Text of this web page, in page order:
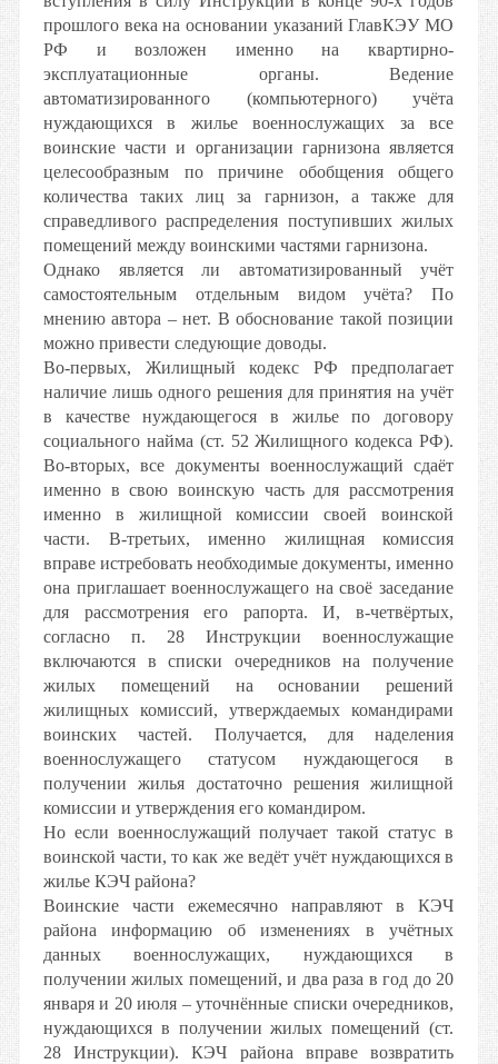
прошлого века на основании указаний ГлавКЭУ МО
РФ и возложен именно на квартирно-
эксплуатационные органы. Ведение
автоматизированного (компьютерного) учёта
нуждающихся в жилье военнослужащих за все
воинские части и организации гарнизона является
целесообразным по причине обобщения общего
количества таких лиц за гарнизон, а также для
справедливого распределения поступивших жилых
помещений между воинскими частями гарнизона.
Однако является ли автоматизированный учёт
самостоятельным отдельным видом учёта? По
мнению автора – нет. В обоснование такой позиции
можно привести следующие доводы.
Во-первых, Жилищный кодекс РФ предполагает
наличие лишь одного решения для принятия на учёт
в качестве нуждающегося в жилье по договору
социального найма (ст. 52 Жилищного кодекса РФ).
Во-вторых, все документы военнослужащий сдаёт
именно в свою воинскую часть для рассмотрения
именно в жилищной комиссии своей воинской
части. В-третьих, именно жилищная комиссия
вправе истребовать необходимые документы, именно
она приглашает военнослужащего на своё заседание
для рассмотрения его рапорта. И, в-четвёртых,
согласно п. 28 Инструкции военнослужащие
включаются в списки очередников на получение
жилых помещений на основании решений
жилищных комиссий, утверждаемых командирами
воинских частей. Получается, для наделения
военнослужащего статусом нуждающегося в
получении жилья достаточно решения жилищной
комиссии и утверждения его командиром.
Но если военнослужащий получает такой статус в
воинской части, то как же ведёт учёт нуждающихся в
жилье КЭЧ района?
Воинские части ежемесячно направляют в КЭЧ
района информацию об изменениях в учётных
данных военнослужащих, нуждающихся в
получении жилых помещений, и два раза в год до 20
января и 20 июля – уточнённые списки очередников,
нуждающихся в получении жилых помещений (ст.
28 Инструкции). КЭЧ района вправе возвратить